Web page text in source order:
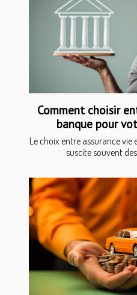
Comment choisir
banque pour
Le choix entre assurance
suscite souvent